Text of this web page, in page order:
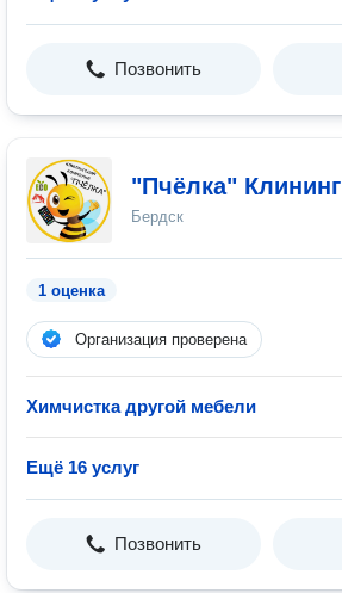
Позвонить
"Пчёлка" Клининг
Бердск
1 оценка
Организация проверена
Химчистка другой мебели
Ещё 16 услуг
Позвонить